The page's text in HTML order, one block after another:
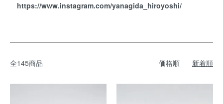
https://www.instagram.com/yanagida_hiroyoshi/
全145商品 価格順 新着順